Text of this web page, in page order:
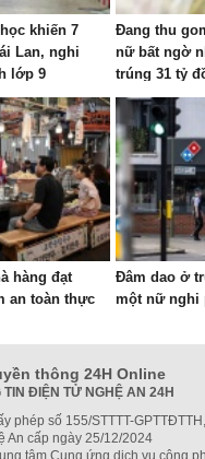
khiến 7
Lan, nghi
lớp 9
Đang thu
nữ bất ngờ
trúng 31 tỷ
hàng đạt
an toàn thực
Đâm dao ở
một nữ nghi
thông 24H Online
TIN ĐIỆN TỬ NGHỆ AN 24H
phép số 155/STTTT-
An cấp ngày 25/12/2024
tâm Cung ứng dịch vụ công